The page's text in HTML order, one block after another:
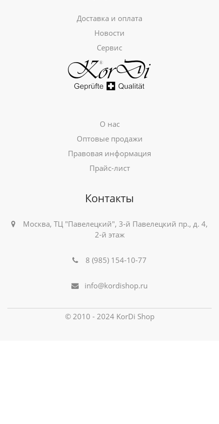
Доставка и оплата
Новости
Сервис
О нас
Оптовые продажи
Правовая информация
Прайс-лист
Контакты
Москва, ТЦ "Павелецкий", 3-й Павелецкий пр., д. 4,
2-й этаж
8 (985) 154-10-77
info@kordishop.ru
© 2010 - 2024 KorDi Shop